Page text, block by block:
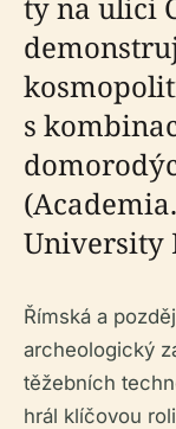
s
University
Římská a
archeologický
těžebních
hrál klíčovou